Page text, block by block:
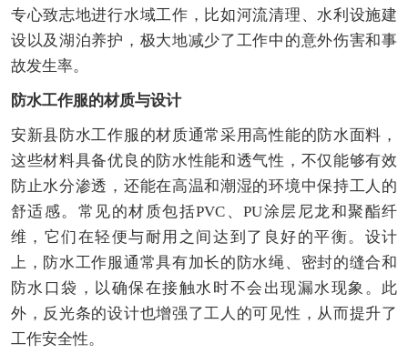
专心致志地进行水域工作，比如河流清理、水利设施建
设以及湖泊养护，极大地减少了工作中的意外伤害和事
故发生率。
防水工作服的材质与设计
安新县防水工作服的材质通常采用高性能的防水面料，
这些材料具备优良的防水性能和透气性，不仅能够有效
防止水分渗透，还能在高温和潮湿的环境中保持工人的
舒适感。常见的材质包括PVC、PU涂层尼龙和聚酯纤
维，它们在轻便与耐用之间达到了良好的平衡。设计
上，防水工作服通常具有加长的防水绳、密封的缝合和
防水口袋，以确保在接触水时不会出现漏水现象。此
外，反光条的设计也增强了工人的可见性，从而提升了
工作安全性。